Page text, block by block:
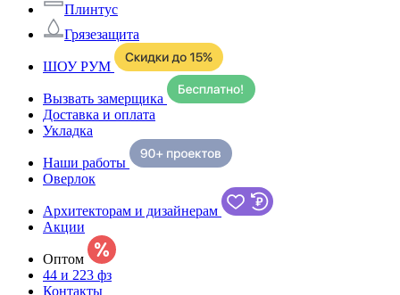
Плинтус
Грязезащита
ШОУ РУМ
Вызвать замерщика
Доставка и оплата
Укладка
Наши работы
Оверлок
Архитекторам и дизайнерам
Акции
Оптом
44 и 223 фз
Контакты